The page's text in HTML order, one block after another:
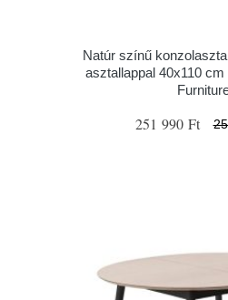
Natúr színű
asztallappal 40x110
251 990 Ft